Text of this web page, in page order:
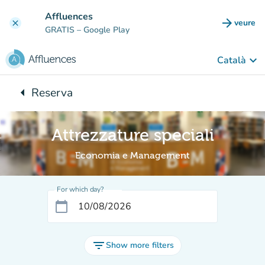
clear Affluences
GRATIS – Google Play arrow_forward veure
(new
Català keyboard_arrow_down
arrow_leftBack to:
Reserva
Attrezzature speciali
Economia e Management
For which day?
calendar_today
filter_listShow more filters